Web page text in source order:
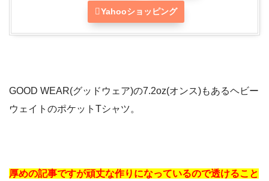
Yahooショッピング
GOOD WEAR(グッドウェア)の7.2oz(オンス)もあるヘビー
ウェイトのポケットTシャツ。
厚めの記事ですが頑丈な作りになっているので透けること